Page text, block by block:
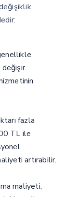
fazla
TL ile
artırabilir.
maliyeti,